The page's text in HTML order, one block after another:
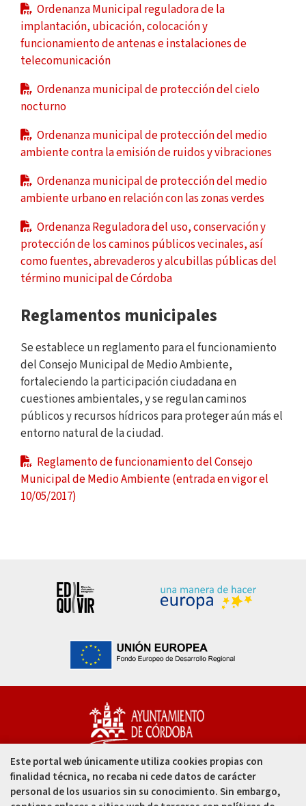
Ordenanza Municipal reguladora de la
implantación, ubicación, colocación y
funcionamiento de antenas e instalaciones de
telecomunicación
Ordenanza municipal de protección del cielo
nocturno
Ordenanza municipal de protección del medio
ambiente contra la emisión de ruidos y vibraciones
Ordenanza municipal de protección del medio
ambiente urbano en relación con las zonas verdes
Ordenanza Reguladora del uso, conservación y
protección de los caminos públicos vecinales, así
como fuentes, abrevaderos y alcubillas públicas del
término municipal de Córdoba
Reglamentos municipales
Se establece un reglamento para el funcionamiento
del Consejo Municipal de Medio Ambiente,
fortaleciendo la participación ciudadana en
cuestiones ambientales, y se regulan caminos
públicos y recursos hídricos para proteger aún más el
entorno natural de la ciudad.
Reglamento de funcionamiento del Consejo
Municipal de Medio Ambiente (entrada en vigor el
10/05/2017)
Capitulares, 1. 14002
Córdoba - España
Este portal web únicamente utiliza cookies propias con
finalidad técnica, no recaba ni cede datos de carácter
personal de los usuarios sin su conocimiento. Sin embargo,